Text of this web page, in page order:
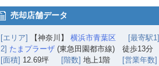
売却店舗データ
[エリア] 【神奈川】 横浜市青葉区 [最寄駅1]
2] たまプラーザ (東急田園都市線) 徒歩13分
[面積] 12.69坪 [階数] 地上1階 [営業年数]